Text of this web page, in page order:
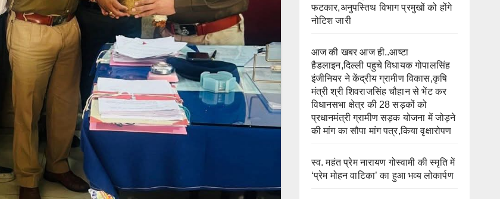
फटकार,अनुपस्तिथ विभाग प्रमुखों को होंगे
नोटिश जारी
आज की खबर आज ही..आष्टा
हैडलाइन,दिल्ली पहुचे विधायक गोपालसिंह
इंजीनियर ने केंद्रीय ग्रामीण विकास,कृषि
मंत्री श्री शिवराजसिंह चौहान से भेंट कर
विधानसभा क्षेत्र की 28 सड़कों को
प्रधानमंत्री ग्रामीण सड़क योजना में जोड़ने
की मांग का सौपा मांग पत्र,किया वृक्षारोपण
स्व. महंत प्रेम नारायण गोस्वामी की स्मृति में
‘प्रेम मोहन वाटिका’ का हुआ भव्य लोकार्पण